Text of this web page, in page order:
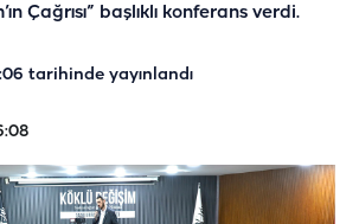
Çağrısı” başlıklı konferans verdi.
tarihinde yayınlandı